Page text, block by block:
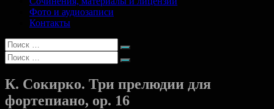
Фото и аудиозаписи
Контакты
Искать:
Поиск
Искать:
Поиск
К. Сокирко. Три прелюдии для
фортепиано, op. 16